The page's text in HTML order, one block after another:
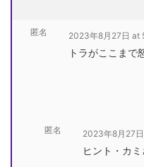
匿名 2023年8月27日 at
トラがここまで
匿名 2023年8月27
ヒント・カ